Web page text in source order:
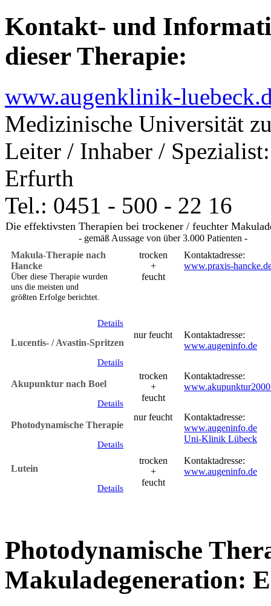
Kontakt- und
dieser Therapie:
www.augenklinik-
Medizinische Universität
Leiter / Inhaber /
Erfurth
Tel.: 0451 - 500 - 22 16
Die effektivsten Therapien bei trockener / feuchter
- gemäß Aussage von über 3.000 Patienten -
Makula-Therapie nach
Hancke
Über diese Therapie wurden
uns die meisten und
größten Erfolge berichtet.
Details
trocken
+
feucht
Kontaktadresse:
www.praxis-
Lucentis- / Avastin-Spritzen
Details
nur feucht
Kontaktadresse:
www.augeninfo.de
Akupunktur nach Boel
Details
trocken
+
feucht
Kontaktadresse:
Photodynamische Therapie
Details
nur feucht
Kontaktadresse:
www.augeninfo.de
Uni-Klinik Lübeck
Lutein
Details
trocken
+
feucht
Kontaktadresse:
www.augeninfo.de
Photodynamische
Makuladegeneration: